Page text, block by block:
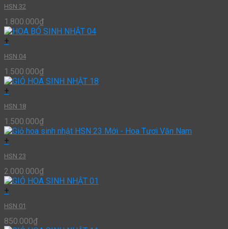
HSN 32
1.800.000₫
+
HSN 04
1.500.000₫
+
HSN 18
1.500.000₫
+
HSN 23
2.000.000₫
+
HSN 01
850.000₫